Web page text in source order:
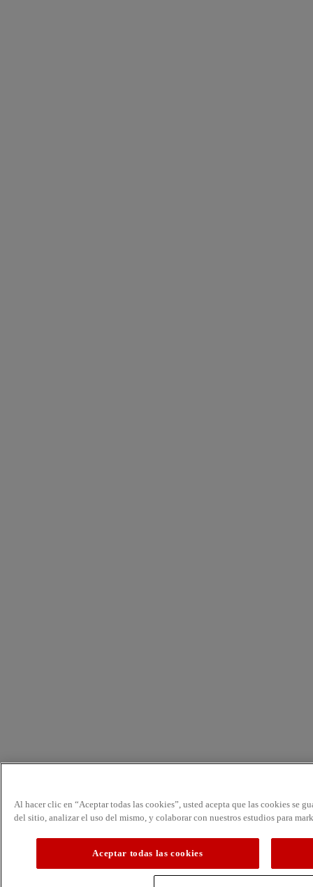
Al hacer clic en “Aceptar todas las cookies”, usted acepta que las cookies se
del sitio, analizar el uso del mismo, y colaborar con nuestros estudios para
Aceptar todas las cookies